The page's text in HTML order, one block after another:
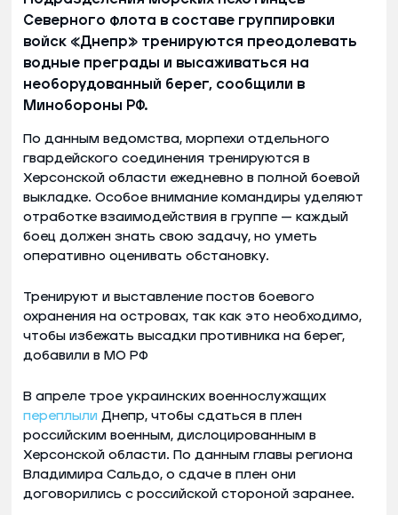
Северного флота в составе группировки
войск «Днепр» тренируются преодолевать
водные преграды и высаживаться на
необорудованный берег, сообщили в
Минобороны РФ.
По данным ведомства, морпехи отдельного
гвардейского соединения тренируются в
Херсонской области ежедневно в полной боевой
выкладке. Особое внимание командиры уделяют
отработке взаимодействия в группе — каждый
боец должен знать свою задачу, но уметь
оперативно оценивать обстановку.
Тренируют и выставление постов боевого
охранения на островах, так как это необходимо,
чтобы избежать высадки противника на берег,
добавили в МО РФ
В апреле трое украинских военнослужащих
переплыли Днепр, чтобы сдаться в плен
российским военным, дислоцированным в
Херсонской области. По данным главы региона
Владимира Сальдо, о сдаче в плен они
договорились с российской стороной заранее.